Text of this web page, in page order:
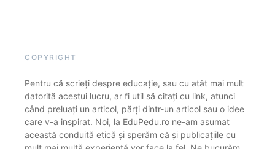
COPYRIGHT
Pentru că scrieți despre educație, sau cu atât mai mult
datorită acestui lucru, ar fi util să citați cu link, atunci
când preluați un articol, părți dintr-un articol sau o idee
care v-a inspirat. Noi, la EduPedu.ro ne-am asumat
această conduită etică și sperăm că și publicațiile cu